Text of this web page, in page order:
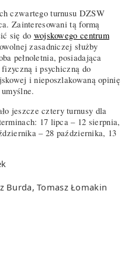
czwartego turnusu DZSW
Zainteresowani tą formą
się do wojskowego centrum
zasadniczej służby
pełnoletnia, posiadająca
i psychiczną do
i nieposzlakowaną opinię
jeszcze cztery turnusy dla
17 lipca – 12 sierpnia,
– 28 października, 13
Burda, Tomasz Łomakin